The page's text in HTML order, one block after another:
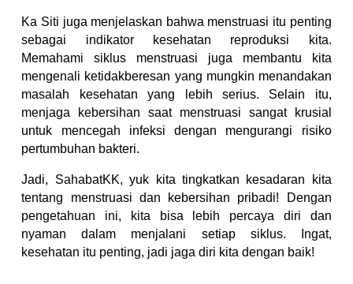
Ka Siti juga menjelaskan bahwa menstruasi itu penting
sebagai indikator kesehatan reproduksi kita.
Memahami siklus menstruasi juga membantu kita
mengenali ketidakberesan yang mungkin menandakan
masalah kesehatan yang lebih serius. Selain itu,
menjaga kebersihan saat menstruasi sangat krusial
untuk mencegah infeksi dengan mengurangi risiko
pertumbuhan bakteri.
Jadi, SahabatKK, yuk kita tingkatkan kesadaran kita
tentang menstruasi dan kebersihan pribadi! Dengan
pengetahuan ini, kita bisa lebih percaya diri dan
nyaman dalam menjalani setiap siklus. Ingat,
kesehatan itu penting, jadi jaga diri kita dengan baik!